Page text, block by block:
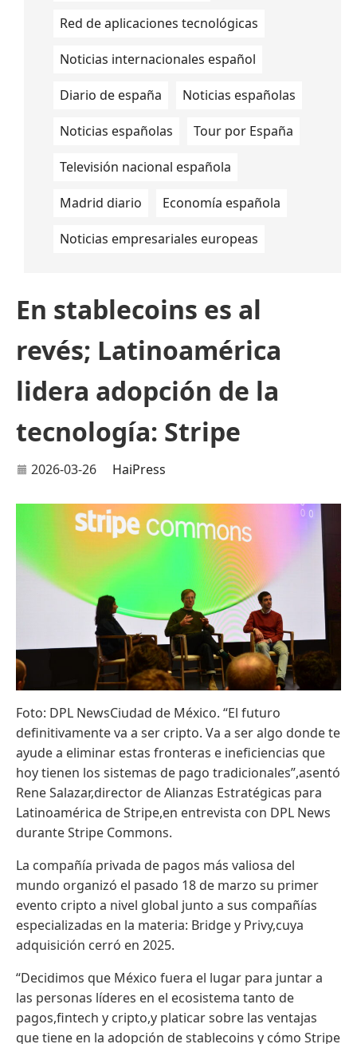
Red de aplicaciones tecnológicas
Noticias internacionales español
Diario de españa Noticias españolas
Noticias españolas Tour por España
Televisión nacional española
Madrid diario Economía española
Noticias empresariales europeas
En stablecoins es al
revés; Latinoamérica
lidera adopción de la
tecnología: Stripe
2026-03-26 HaiPress
Foto: DPL NewsCiudad de México. “El futuro
definitivamente va a ser cripto. Va a ser algo donde te
ayude a eliminar estas fronteras e ineficiencias que
hoy tienen los sistemas de pago tradicionales”,asentó
Rene Salazar,director de Alianzas Estratégicas para
Latinoamérica de Stripe,en entrevista con DPL News
durante Stripe Commons.
La compañía privada de pagos más valiosa del
mundo organizó el pasado 18 de marzo su primer
evento cripto a nivel global junto a sus compañías
especializadas en la materia: Bridge y Privy,cuya
adquisición cerró en 2025.
“Decidimos que México fuera el lugar para juntar a
las personas líderes en el ecosistema tanto de
pagos,fintech y cripto,y platicar sobre las ventajas
que tiene en la adopción de stablecoins y cómo Stripe